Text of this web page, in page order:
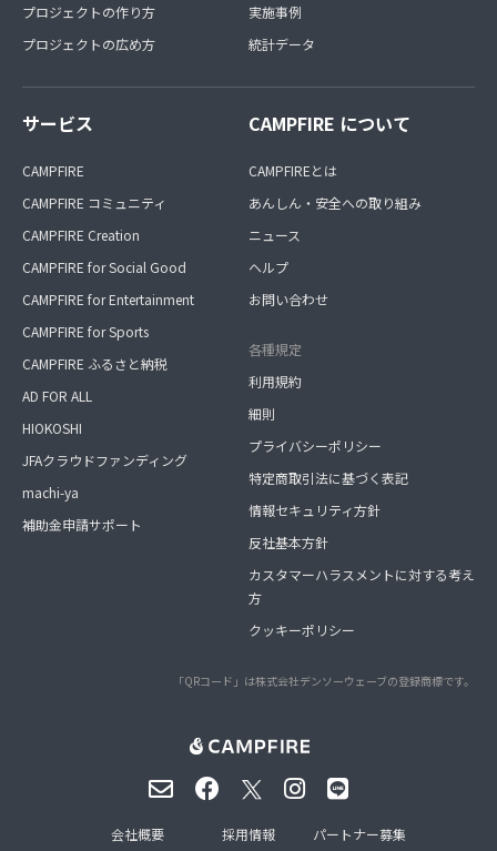
プロジェクトの作り方
プロジェクトの広め方
実施事例
統計データ
サービス
CAMPFIRE
CAMPFIRE コミュニティ
CAMPFIRE Creation
CAMPFIRE for Social Good
CAMPFIRE for Entertainment
CAMPFIRE for Sports
CAMPFIRE ふるさと納税
AD FOR ALL
HIOKOSHI
JFAクラウドファンディング
machi-ya
補助金申請サポート
CAMPFIRE について
CAMPFIREとは
あんしん・安全への取り組み
ニュース
ヘルプ
お問い合わせ
各種規定
利用規約
細則
プライバシーポリシー
特定商取引法に基づく表記
情報セキュリティ方針
反社基本方針
カスタマーハラスメントに対する考え
方
クッキーポリシー
「QRコード」は株式会社デンソーウェーブの登録商標です。
会社概要 採用情報 パートナー募集